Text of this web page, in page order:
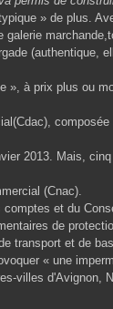
» de plus.
galerie
(authentique,
», à prix plus ou
2013. Mais,
(Cnac).
et du
de
transport et de
« une
villes d'Avignon,